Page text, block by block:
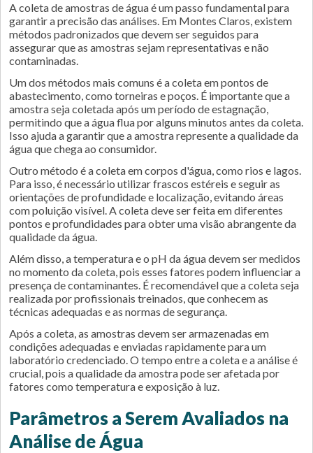
A coleta de amostras de água é um passo fundamental para
garantir a precisão das análises. Em Montes Claros, existem
métodos padronizados que devem ser seguidos para
assegurar que as amostras sejam representativas e não
contaminadas.
Um dos métodos mais comuns é a coleta em pontos de
abastecimento, como torneiras e poços. É importante que a
amostra seja coletada após um período de estagnação,
permitindo que a água flua por alguns minutos antes da coleta.
Isso ajuda a garantir que a amostra represente a qualidade da
água que chega ao consumidor.
Outro método é a coleta em corpos d'água, como rios e lagos.
Para isso, é necessário utilizar frascos estéreis e seguir as
orientações de profundidade e localização, evitando áreas
com poluição visível. A coleta deve ser feita em diferentes
pontos e profundidades para obter uma visão abrangente da
qualidade da água.
Além disso, a temperatura e o pH da água devem ser medidos
no momento da coleta, pois esses fatores podem influenciar a
presença de contaminantes. É recomendável que a coleta seja
realizada por profissionais treinados, que conhecem as
técnicas adequadas e as normas de segurança.
Após a coleta, as amostras devem ser armazenadas em
condições adequadas e enviadas rapidamente para um
laboratório credenciado. O tempo entre a coleta e a análise é
crucial, pois a qualidade da amostra pode ser afetada por
fatores como temperatura e exposição à luz.
Parâmetros a Serem Avaliados na
Análise de Água